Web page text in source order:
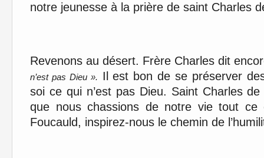
notre jeunesse à la prière de saint Charles
Revenons au désert. Frère Charles dit
n’est pas Dieu ». Il est bon de se préserver
soi ce qui n’est pas Dieu. Saint Charles
que nous chassions de notre vie tout ce
Foucauld, inspirez-nous le chemin de